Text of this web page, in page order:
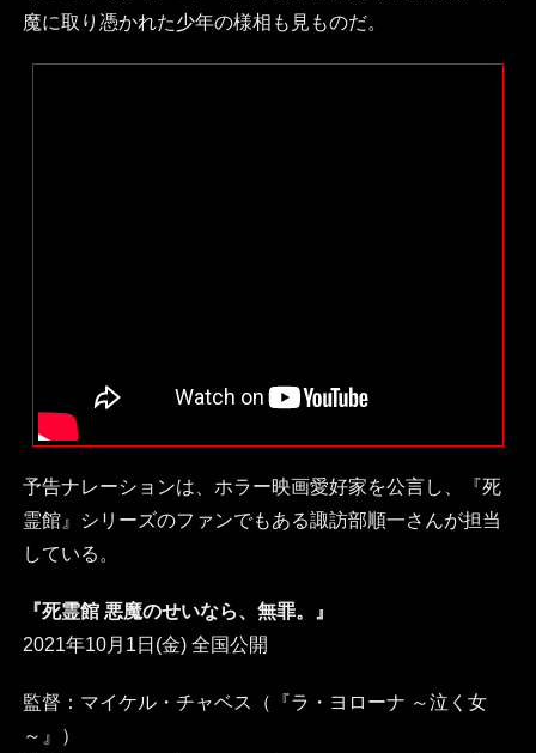
魔に取り憑かれた少年の様相も見ものだ。
予告ナレーションは、ホラー映画愛好家を公言し、『死
霊館』シリーズのファンでもある諏訪部順一さんが担当
している。
『死霊館 悪魔のせいなら、無罪。』
2021年10月1日(金) 全国公開
監督：マイケル・チャベス（『ラ・ヨローナ ～泣く女
～』）